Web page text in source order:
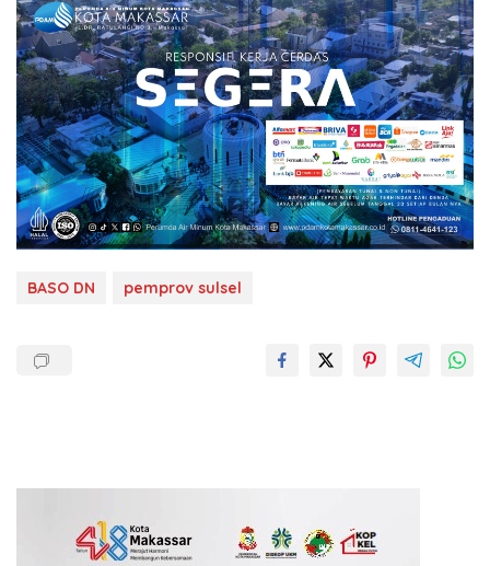
BASO DN pemprov sulsel